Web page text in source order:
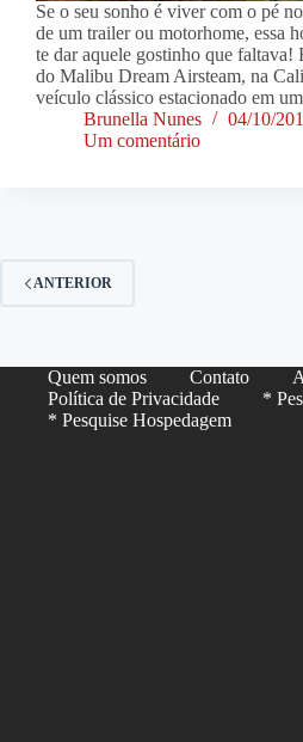
Se o seu sonho é viver com o pé
de um trailer ou motorhome, essa
te dar aquele gostinho que faltava!
do Malibu Dream Airsteam, na
veículo clássico estacionado em
Brunella Nunes
04/10/
Um comentário
ANTERIOR
Quem somos Contato
Política de Privacidade
*
* Pesquise Hospedagem